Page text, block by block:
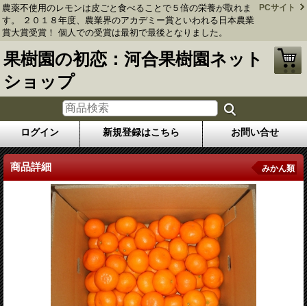
農薬不使用のレモンは皮ごと食べることで５倍の栄養が取れま
す。 ２０１８年度、農業界のアカデミー賞といわれる日本農業
賞大賞受賞！ 個人での受賞は最初で最後となりました。
PCサイト
果樹園の初恋：河合果樹園ネット
ショップ
ログイン 新規登録はこちら お問い合せ
商品詳細 みかん類